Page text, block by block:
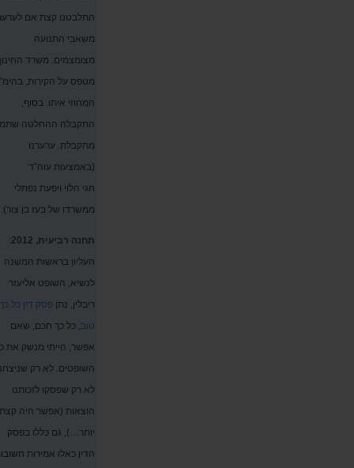
התלבטנו קצת אם
משאבי התנועה
מצומצמים. משרד
מטפס על הקירות,
המחוזי איתו. בסוף,
התקבלה ההחלטה
מתקבלת. ערערנו
(באמצעות עוה"ד
חגי הלוי ויפעת נפתלי
ממשרדו של בעז בן צור).
תחנה רביעית, 2012
:
העליון בראשות המשנה
לנשיא, השופט אליעזר
ריבלין, נתן פסק דין כל כך
טוב, כל כך חכם, שאם
אפשר, הייתי מנשק את
השופטים. לא רק
לא רק שפסקו לזכותנו
הוצאות (אפשר היה קצת
יותר…), גם כללו בפסק
הדין כאלו אמירות